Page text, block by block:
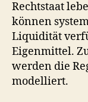
Rechtstaat
können
Liquidität
Eigenmittel.
werden die
modelliert.